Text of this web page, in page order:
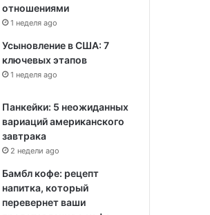
отношениями
1 неделя ago
Усыновление в США: 7
ключевых этапов
1 неделя ago
Панкейки: 5 неожиданных
вариаций американского
завтрака
2 недели ago
Бамбл кофе: рецепт
напитка, который
перевернет ваши